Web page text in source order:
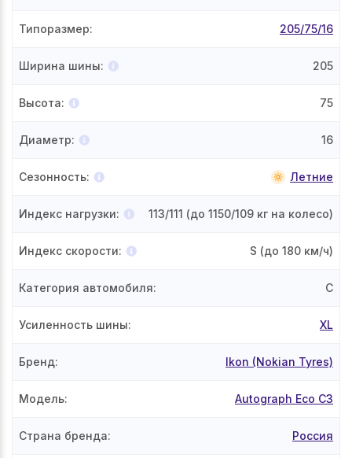
Типоразмер: 205/75/16
Ширина шины: 205
Высота: 75
Диаметр: 16
Сезонность: Летние
Индекс нагрузки: 113/111 (до 1150/109 кг на колесо)
Индекс скорости: S (до 180 км/ч)
Категория автомобиля: C
Усиленность шины: XL
Бренд: Ikon (Nokian Tyres)
Модель: Autograph Eco C3
Страна бренда: Россия